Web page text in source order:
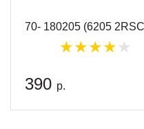
70- 180205 (6205
390 р.